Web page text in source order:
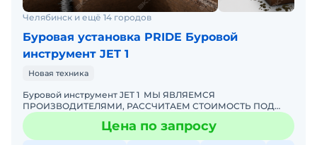
Челябинск и ещё 14 городов
Буровая установка PRIDE Буровой
инструмент JET 1
Новая техника
Буровой инструмент JET 1 МЫ ЯВЛЯЕМСЯ
ПРОИЗВОДИТЕЛЯМИ, РАССЧИТАЕМ СТОИМОСТЬ ПОД
ВАШ ИНДИВИДУАЛЬНЫЙ ЗАКАЗ! ПОДРОБНОСТИ
УТОЧНЯЙТЕ ПО ТЕЛЕФОНУ ИЛИ В ЧАТ
Цена по запросу